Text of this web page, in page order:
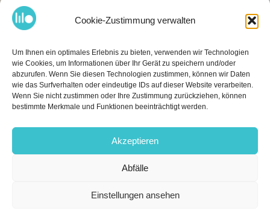
Cookie-Zustimmung verwalten
Um Ihnen ein optimales Erlebnis zu bieten, verwenden wir Technologien
wie Cookies, um Informationen über Ihr Gerät zu speichern und/oder
abzurufen. Wenn Sie diesen Technologien zustimmen, können wir Daten
wie das Surfverhalten oder eindeutige IDs auf dieser Website verarbeiten.
Wenn Sie nicht zustimmen oder Ihre Zustimmung zurückziehen, können
bestimmte Merkmale und Funktionen beeinträchtigt werden.
Akzeptieren
Abfälle
Einstellungen ansehen
De Burgwal. Besuchen Sie mein Geschäft und sehen Sie mir im
dahinter liegenden Atelier bei der Arbeit zu. Da ich alleine arbeite,
überprüfen.Es ist auch möglicheinkaufenbestellen. Ich
versende weltweit. Auf Wiedersehen!
KONTAKTIEREN &AMP; TEILEN
Spaarnwouderstraat 76, 2011AE Haarlem
+31 (0)6 42208643
[instagram-feed feed=1]